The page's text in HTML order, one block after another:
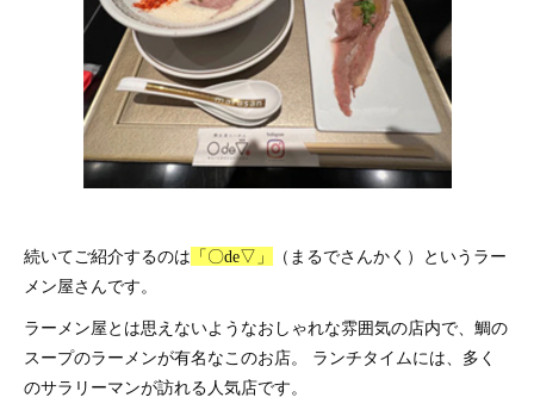
続いてご紹介するのは 「〇de▽」
（まるでさんかく）というラー
メン屋さんです。
ラーメン屋とは思えないようなおしゃれな雰囲気の店内で、鯛の
スープのラーメンが有名なこのお店。 ランチタイムには、多く
のサラリーマンが訪れる人気店です。